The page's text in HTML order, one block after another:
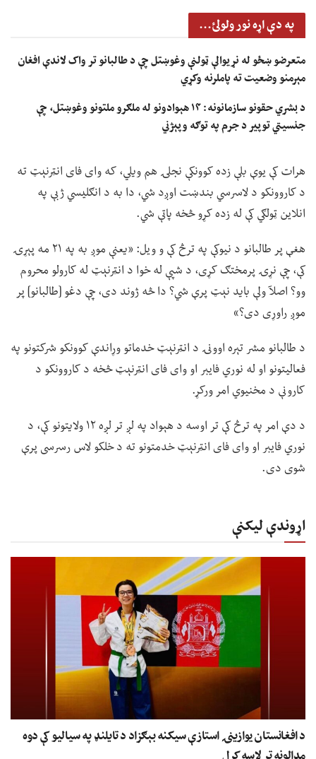
په دې اړه نور ولولئ...
متعرضو ښځو له نړیوالې ټولنې وغوښتل چې د طالبانو تر واک لاندې افغان
مېرمنو وضعیت ته پاملرنه وکړي
د بشري حقونو سازمانونه: ۱۴ هېوادونو له ملګرو ملتونو وغوښتل، چې
جنسیتي توپير د جرم په توګه وپېژني
هرات کې یوې بلې زده کوونکې نجلۍ هم ویلي، که وای فای انټرنېټ ته
د کاروونکو د لاسرسي بندښت اوږد شي، دا به د انګلیسي ژبې په
انلاین ټولګي کې له زده کړو څخه پاتې شي.
هغې پر طالبانو د نیوکې په ترڅ کې و ویل: «یعنې موږ به په ۲۱ مه پېړۍ
کې، چې نړۍ پرمختګ کړی، د شپې له خوا د انټرنېټ له کارولو محروم
وو؟ اصلآ ولې باید نېټ پرې شي؟ دا څه ژوند دی، چې دغو [طالبانو] پر
موږ راوړی دی؟»
د طالبانو مشر تېره اوونۍ د انټرنېټ خدماتو وړاندې کوونکو شرکتونو په
فعالیتونو او له نوري فایبر او وای فای انټرنېټ څخه د کاروونکو د
کارونې د مخنیوي امر ورکړ.
د دې امر په ترڅ کې تر اوسه د هېواد په لږ تر لږه ۱۲ ولایتونو کې، د
نوري فایبر او وای فای انټرنېټ خدمتونو ته د خلکو لاس رسرسی پرې
شوی دی.
اړوندې لیکنې
د افغانستان یوازینۍ استازې سیکنه بېګزاد د تایلنډ په سیالیو کې دوه